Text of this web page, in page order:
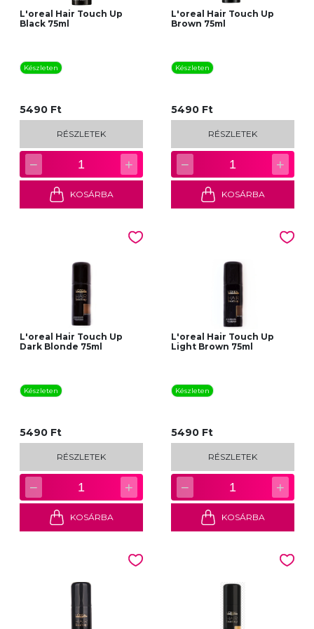
L'oreal Hair Touch Up
Black 75ml
Készleten
5490 Ft
RÉSZLETEK
− 1 +
KOSÁRBA
L'oreal Hair Touch Up
Brown 75ml
Készleten
5490 Ft
RÉSZLETEK
− 1 +
KOSÁRBA
L'oreal Hair Touch Up
Dark Blonde 75ml
Készleten
5490 Ft
RÉSZLETEK
− 1 +
KOSÁRBA
L'oreal Hair Touch Up
Light Brown 75ml
Készleten
5490 Ft
RÉSZLETEK
− 1 +
KOSÁRBA